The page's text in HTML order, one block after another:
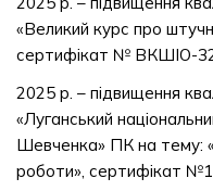
«Великий курс про
сертифікат № ВКШІО-
2025 р. – підвищення
«Луганський
Шевченка» ПК на тему:
роботи», сертифікат